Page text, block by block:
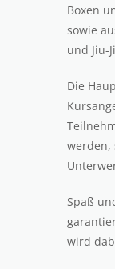
Boxen
sowie
und Jiu-
Die
werden,
Spaß
wird